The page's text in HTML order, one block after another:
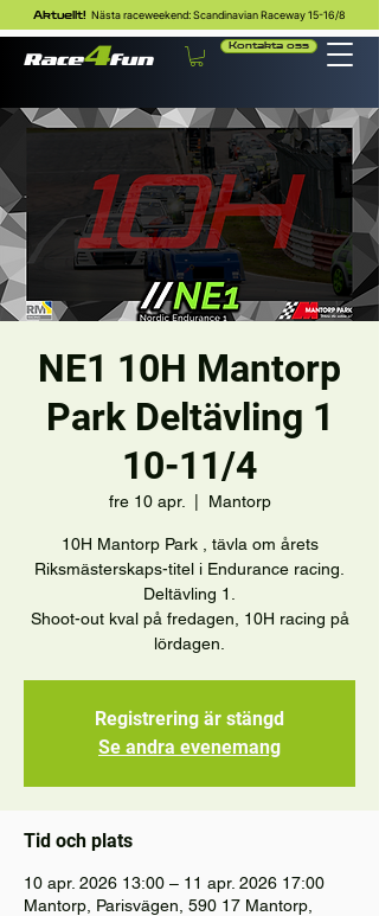
Aktuellt! Nästa raceweekend: Scandinavian Raceway 15-16/8
Kontakta oss
NE1 10H Mantorp
Park Deltävling 1
10-11/4
fre 10 apr. Mantorp
10H Mantorp Park , tävla om årets
Riksmästerskaps-titel i Endurance racing.
Deltävling 1.
Shoot-out kval på fredagen, 10H racing på
lördagen.
Registrering är stängd
Se andra evenemang
Tid och plats
10 apr. 2026 13:00 – 11 apr. 2026 17:00
Mantorp, Parisvägen, 590 17 Mantorp,